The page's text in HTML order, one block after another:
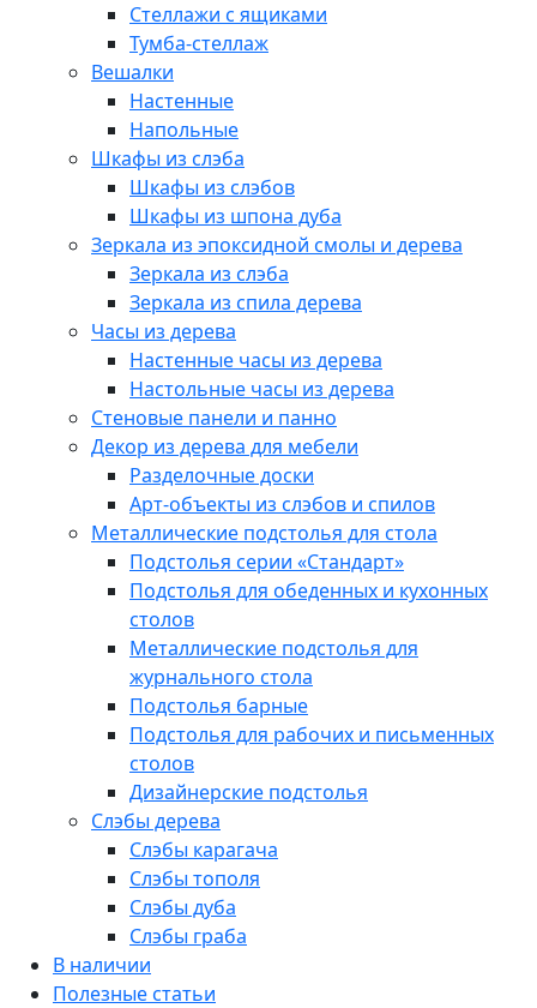
Стеллажи с ящиками
Тумба-стеллаж
Вешалки
Настенные
Напольные
Шкафы из слэба
Шкафы из слэбов
Шкафы из шпона дуба
Зеркала из эпоксидной смолы и дерева
Зеркала из слэба
Зеркала из спила дерева
Часы из дерева
Настенные часы из дерева
Настольные часы из дерева
Стеновые панели и панно
Декор из дерева для мебели
Разделочные доски
Арт-объекты из слэбов и спилов
Металлические подстолья для стола
Подстолья серии «Стандарт»
Подстолья для обеденных и кухонных
столов
Металлические подстолья для
журнального стола
Подстолья барные
Подстолья для рабочих и письменных
столов
Дизайнерские подстолья
Слэбы дерева
Слэбы карагача
Слэбы тополя
Слэбы дуба
Слэбы граба
В наличии
Полезные статьи